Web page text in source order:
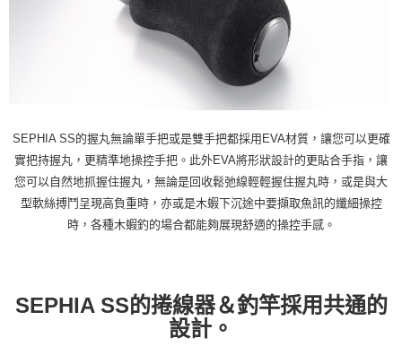
SEPHIA SS的握丸無論單手把或是雙手把都採用EVA材質，讓您可以更確
實把持握丸，更精準地操控手把。此外EVA將形狀設計的更貼合手指，讓
您可以自然地抓握住握丸，無論是回收鬆弛線輕輕握住握丸時，或是與大
型軟絲搏鬥呈現高負重時，亦或是木蝦下沉途中要擷取魚訊的纖細操控
時，各種木蝦釣的場合都能夠展現舒適的操控手感。
SEPHIA SS的捲線器＆釣竿採用共通的
設計。